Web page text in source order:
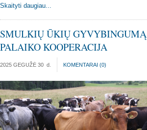
Skaityti daugiau...
SMULKIŲ ŪKIŲ GYVYBINGUMĄ
PALAIKO KOOPERACIJA
2025 GEGUŽĖ 30 d. KOMENTARAI (0)